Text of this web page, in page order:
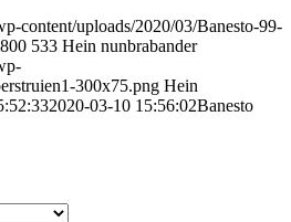
content/uploads/2020/03/Banesto-99-
800 533 Hein nunbrabander
300x75.png Hein
2020-03-10 15:56:02Banesto